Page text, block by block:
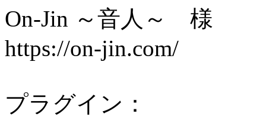
On-Jin ～音人～ 様
https://on-jin.com/
プラグイン：